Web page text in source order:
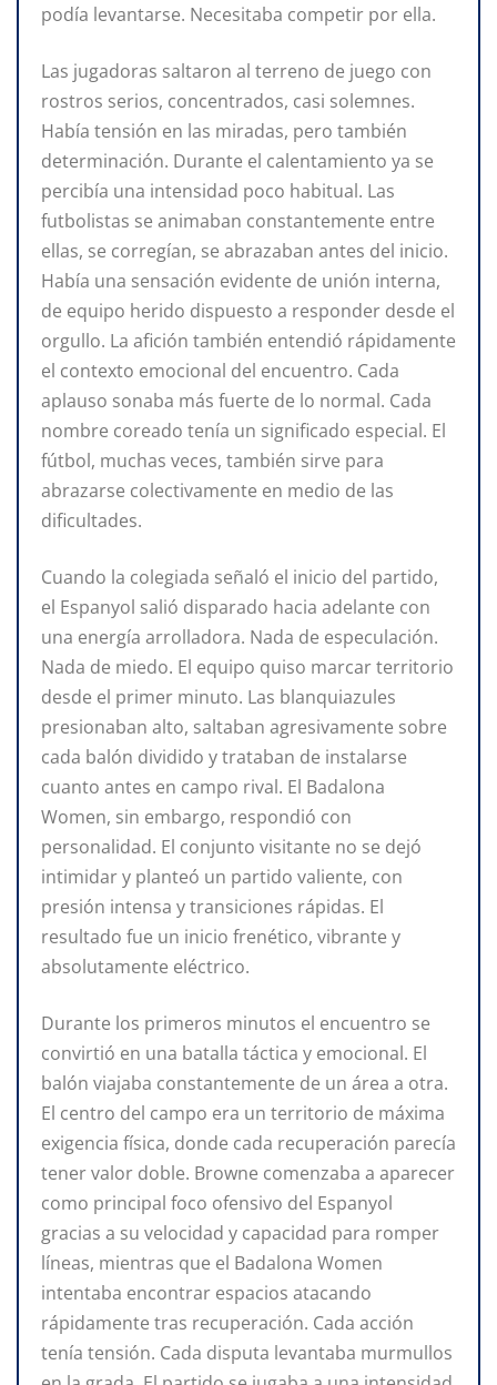
podía levantarse. Necesitaba competir por ella.
Las jugadoras saltaron al terreno de juego con
rostros serios, concentrados, casi solemnes.
Había tensión en las miradas, pero también
determinación. Durante el calentamiento ya se
percibía una intensidad poco habitual. Las
futbolistas se animaban constantemente entre
ellas, se corregían, se abrazaban antes del inicio.
Había una sensación evidente de unión interna,
de equipo herido dispuesto a responder desde el
orgullo. La afición también entendió rápidamente
el contexto emocional del encuentro. Cada
aplauso sonaba más fuerte de lo normal. Cada
nombre coreado tenía un significado especial. El
fútbol, muchas veces, también sirve para
abrazarse colectivamente en medio de las
dificultades.
Cuando la colegiada señaló el inicio del partido,
el Espanyol salió disparado hacia adelante con
una energía arrolladora. Nada de especulación.
Nada de miedo. El equipo quiso marcar territorio
desde el primer minuto. Las blanquiazules
presionaban alto, saltaban agresivamente sobre
cada balón dividido y trataban de instalarse
cuanto antes en campo rival. El Badalona
Women, sin embargo, respondió con
personalidad. El conjunto visitante no se dejó
intimidar y planteó un partido valiente, con
presión intensa y transiciones rápidas. El
resultado fue un inicio frenético, vibrante y
absolutamente eléctrico.
Durante los primeros minutos el encuentro se
convirtió en una batalla táctica y emocional. El
balón viajaba constantemente de un área a otra.
El centro del campo era un territorio de máxima
exigencia física, donde cada recuperación parecía
tener valor doble. Browne comenzaba a aparecer
como principal foco ofensivo del Espanyol
gracias a su velocidad y capacidad para romper
líneas, mientras que el Badalona Women
intentaba encontrar espacios atacando
rápidamente tras recuperación. Cada acción
tenía tensión. Cada disputa levantaba murmullos